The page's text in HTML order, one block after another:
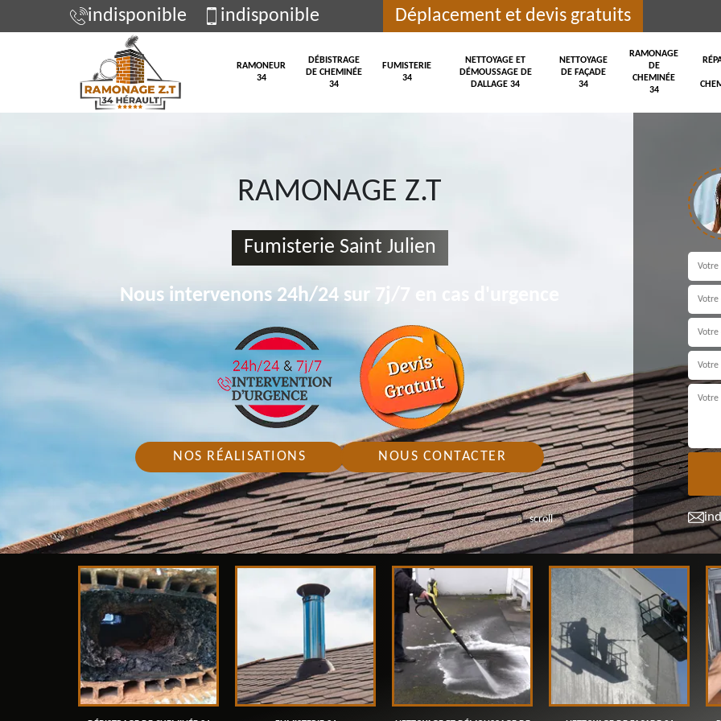
indisponible indisponible Déplacement et devis gratuits
RAMONEUR
34
DÉBISTRAGE
DE CHEMINÉE
34
FUMISTERIE
34
NETTOYAGE ET
DÉMOUSSAGE DE
DALLAGE 34
NETTOYAGE
DE FAÇADE
34
RAMONAGE
DE
CHEMINÉE
34
scroll
RAMONAGE Z.T
Fumisterie Saint Julien
Nous intervenons 24h/24 sur 7j/7 en cas d'urgence
NOS RÉALISATIONS NOUS CONTACTER